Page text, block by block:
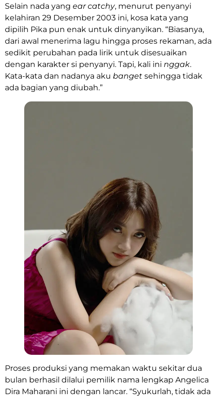
Selain nada yang ear catchy, menurut penyanyi
kelahiran 29 Desember 2003 ini, kosa kata yang
dipilih Pika pun enak untuk dinyanyikan. “Biasanya,
dari awal menerima lagu hingga proses rekaman, ada
sedikit perubahan pada lirik untuk disesuaikan
dengan karakter si penyanyi. Tapi, kali ini nggak.
Kata-kata dan nadanya aku banget sehingga tidak
ada bagian yang diubah.”
Proses produksi yang memakan waktu sekitar dua
bulan berhasil dilalui pemilik nama lengkap Angelica
Dira Maharani ini dengan lancar. “Syukurlah, tidak ada